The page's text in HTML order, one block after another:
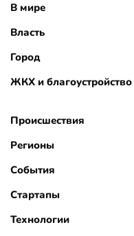
В мире
Власть
Город
ЖКХ и благоустройство
Происшествия
Регионы
События
Стартапы
Технологии